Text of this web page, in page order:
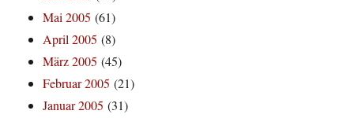
Mai 2005 (61)
April 2005 (8)
März 2005 (45)
Februar 2005 (21)
Januar 2005 (31)